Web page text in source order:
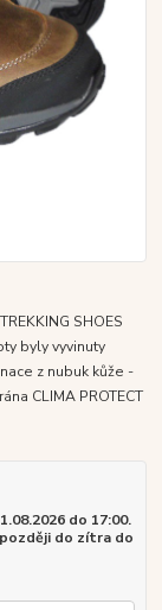
SHOES
byly vyvinuty
z nubuk kůže -
CLIMA PROTECT
do 17:00.
do zítra do